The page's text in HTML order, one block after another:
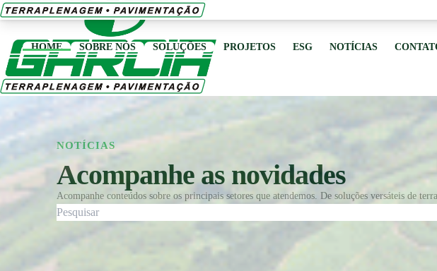
LOGO GARCIA.jpg
Open menu
HOME SOBRE NÓS SOLUÇÕES PROJETOS ESG NOTÍCIAS
ORÇAMENTO
NOTÍCIAS
NOTÍCIAS
Acompanhe as novidades
Acompanhe conteúdos sobre os principais setores que atendemos. De soluções versáteis de